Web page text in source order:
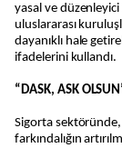
yasal ve
uluslararası
dayanıklı hale
ifadelerini kullandı.
“DASK, ASK
Sigorta
farkındalığın